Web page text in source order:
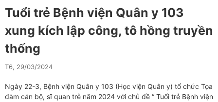
Tuổi trẻ Bệnh viện Quân y 103
xung kích lập công, tô hồng truyền
thống
T6, 29/03/2024
Ngày 22-3, Bệnh viện Quân y 103 (Học viện Quân y) tổ chức Tọa
đàm cán bộ, sĩ quan trẻ năm 2024 với chủ đề “ Tuổi trẻ Bệnh viện